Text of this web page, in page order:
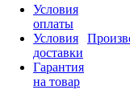
Условия
оплаты
Условия
доставки
Гарантия
на товар